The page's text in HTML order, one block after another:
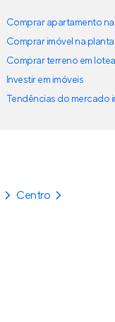
Comprar apartamento
Comprar imóvel na planta
Comprar terreno em
Investir em imóveis
Tendências do mercado
Centro